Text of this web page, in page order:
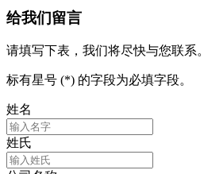
给我们留言
请填写下表，我们将尽快与您联系。
标有星号 (*) 的字段为必填字段。
姓名
姓氏